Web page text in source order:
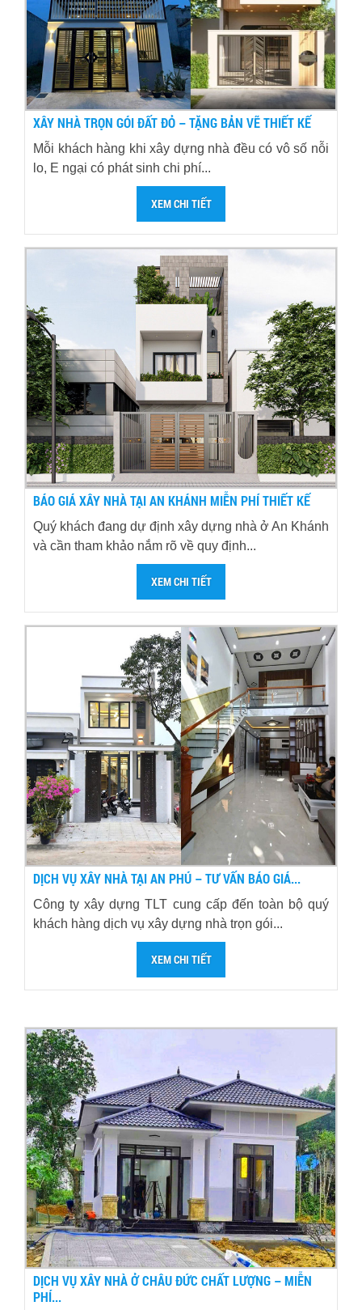
XÂY NHÀ TRỌN GÓI ĐẤT ĐỎ – TẶNG BẢN VẼ THIẾT KẾ
Mỗi khách hàng khi xây dựng nhà đều có vô số nỗi
lo, E ngại có phát sinh chi phí...
XEM CHI TIẾT
BÁO GIÁ XÂY NHÀ TẠI AN KHÁNH MIỄN PHÍ THIẾT KẾ
Quý khách đang dự định xây dựng nhà ở An Khánh
và cần tham khảo nắm rõ về quy định...
XEM CHI TIẾT
DỊCH VỤ XÂY NHÀ TẠI AN PHÚ – TƯ VẤN BÁO GIÁ...
Công ty xây dựng TLT cung cấp đến toàn bộ quý
khách hàng dịch vụ xây dựng nhà trọn gói...
XEM CHI TIẾT
DỊCH VỤ XÂY NHÀ Ở CHÂU ĐỨC CHẤT LƯỢNG – MIỄN
PHÍ...